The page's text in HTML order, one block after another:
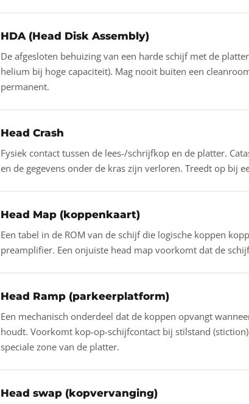
HDA (Head Disk Assembly)
De afgesloten behuizing van een harde schijf met de
helium bij hoge capaciteit). Mag nooit buiten een
permanent.
Head Crash
Fysiek contact tussen de lees-/schrijfkop en de platter.
en de gegevens onder de kras zijn verloren. Treedt op bij
Head Map (koppenkaart)
Een tabel in de ROM van de schijf die logische koppen
preamplifier. Een onjuiste head map voorkomt dat de
Head Ramp (parkeerplatform)
Een mechanisch onderdeel dat de koppen opvangt
houdt. Voorkomt kop-op-schijfcontact bij stilstand
speciale zone van de platter.
Head swap (kopvervanging)